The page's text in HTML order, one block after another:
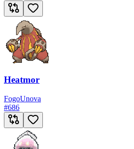
Heatmor
FogoUnova
#686